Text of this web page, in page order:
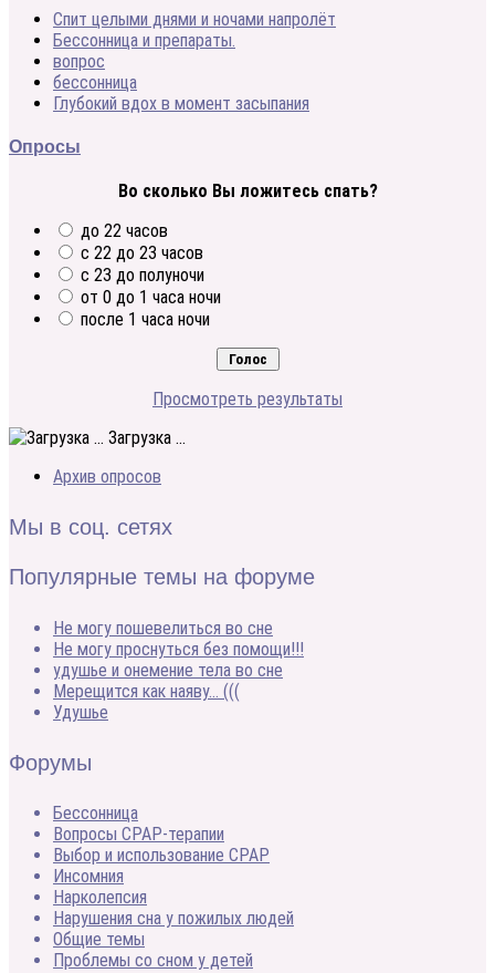
Спит целыми днями и ночами напролёт
Бессонница и препараты.
вопрос
бессонница
Глубокий вдох в момент засыпания
Опросы
Во сколько Вы ложитесь спать?
до 22 часов
с 22 до 23 часов
с 23 до полуночи
от 0 до 1 часа ночи
после 1 часа ночи
Просмотреть результаты
Загрузка ...
Архив опросов
Мы в соц. сетях
Популярные темы на форуме
Не могу пошевелиться во сне
Не могу проснуться без помощи!!!
удушье и онемение тела во сне
Мерещится как наяву… (((
Удушье
Форумы
Бессонница
Вопросы CPAP-терапии
Выбор и использование CPAP
Инсомния
Нарколепсия
Нарушения сна у пожилых людей
Общие темы
Проблемы со сном у детей